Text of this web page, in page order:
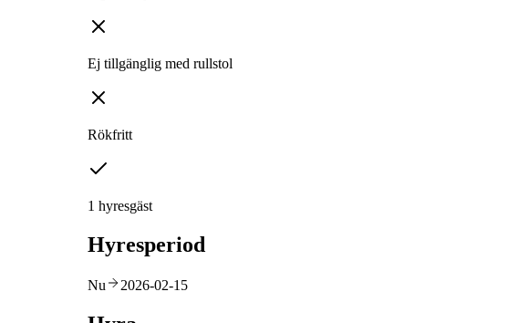
Ej tillgänglig med rullstol
Rökfritt
1 hyresgäst
Hyresperiod
Nu 2026-02-15